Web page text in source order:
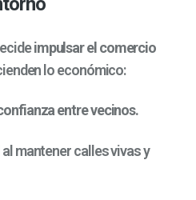
impulsar el comercio
lo económico:
entre vecinos.
al mantener calles vivas y